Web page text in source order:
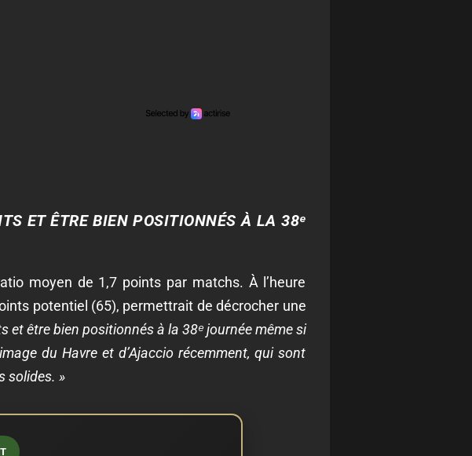
ET ÊTRE BIEN POSITIONNÉS À LA 38ᵉ
moyen de 1,7 points par matchs. À l’heure
potentiel (65), permettrait de décrocher une
être bien positionnés à la 38ᵉ journée même si
du Havre et d’Ajaccio récemment, qui sont
solides. »